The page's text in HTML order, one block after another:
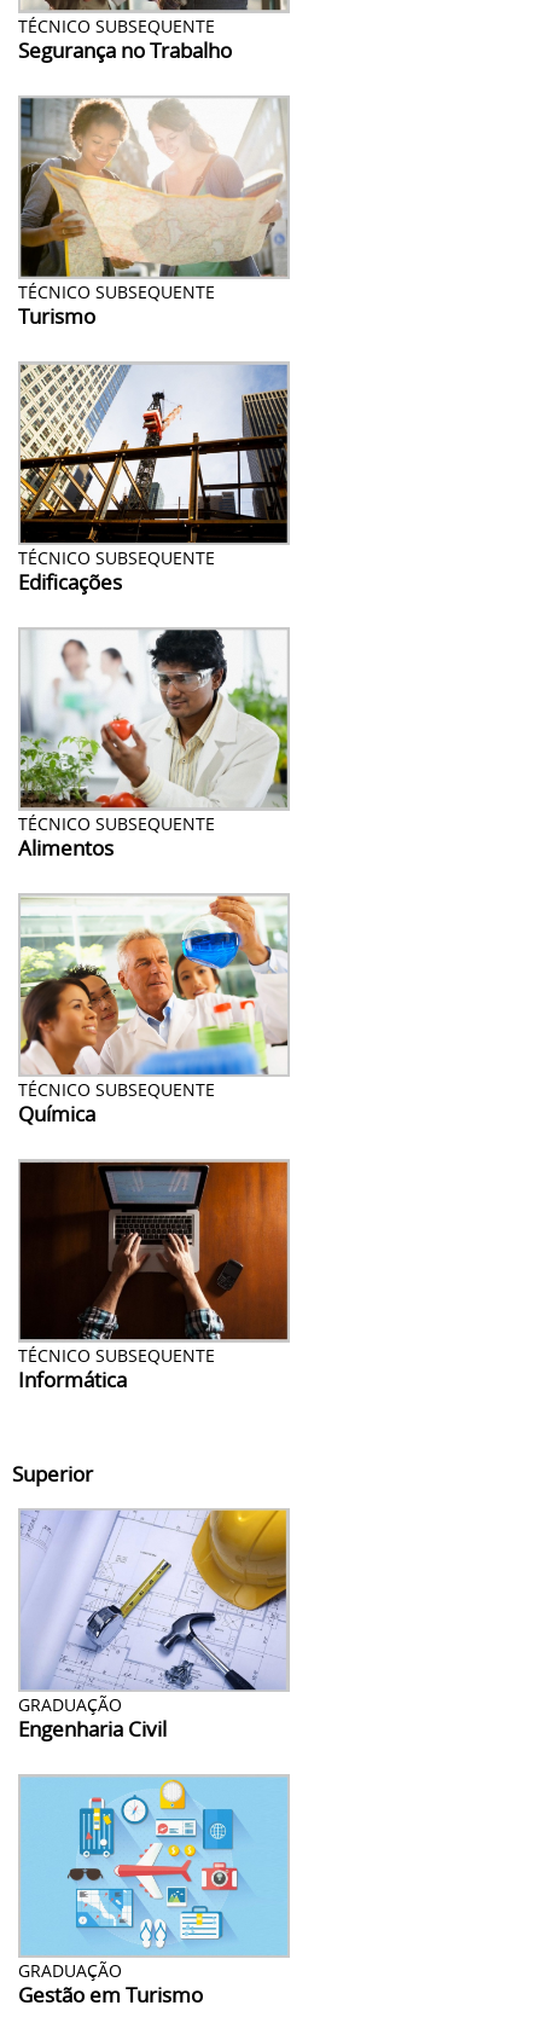
TÉCNICO SUBSEQUENTE
Segurança no Trabalho
TÉCNICO SUBSEQUENTE
Turismo
TÉCNICO SUBSEQUENTE
Edificações
TÉCNICO SUBSEQUENTE
Alimentos
TÉCNICO SUBSEQUENTE
Química
TÉCNICO SUBSEQUENTE
Informática
Superior
GRADUAÇÃO
Engenharia Civil
GRADUAÇÃO
Gestão em Turismo